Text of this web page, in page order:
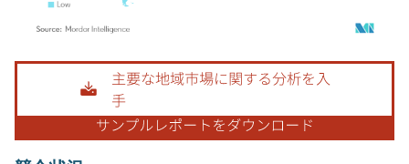
画像 © Mordor Intelligence。再利用にはCC BY 4.0の表示が必要です。